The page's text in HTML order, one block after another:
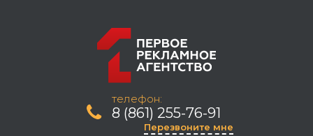
телефон:
8 (861) 255-76-91
Перезвоните мне